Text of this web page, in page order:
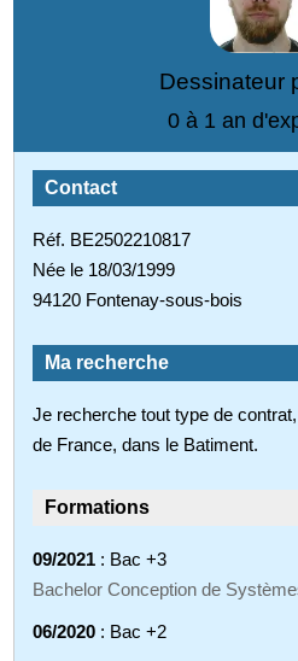
Dessinateur
0 à 1 an
Contact
Réf. BE2502210817
Née le 18/03/1999
94120 Fontenay-sous-bois
Ma recherche
Je recherche tout type de
de France, dans le Batiment.
Formations
09/2021 : Bac +3
Bachelor Conception de
06/2020 : Bac +2